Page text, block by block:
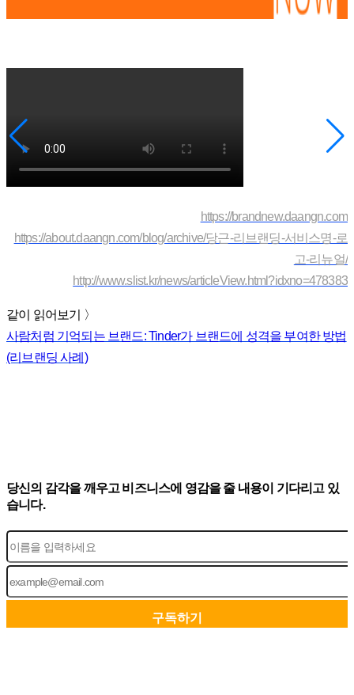
https://brandnew.daangn.com
https://about.daangn.com/blog/archive/당근-리브랜딩-서비스명-로
고-리뉴얼/
http://www.slist.kr/news/articleView.html?idxno=478383
같이 읽어보기 〉
사람처럼 기억되는 브랜드: Tinder가 브랜드에 성격을 부여한 방법
(리브랜딩 사례)
당신의 감각을 깨우고 비즈니스에 영감을 줄 내용이 기다리고 있
습니다.